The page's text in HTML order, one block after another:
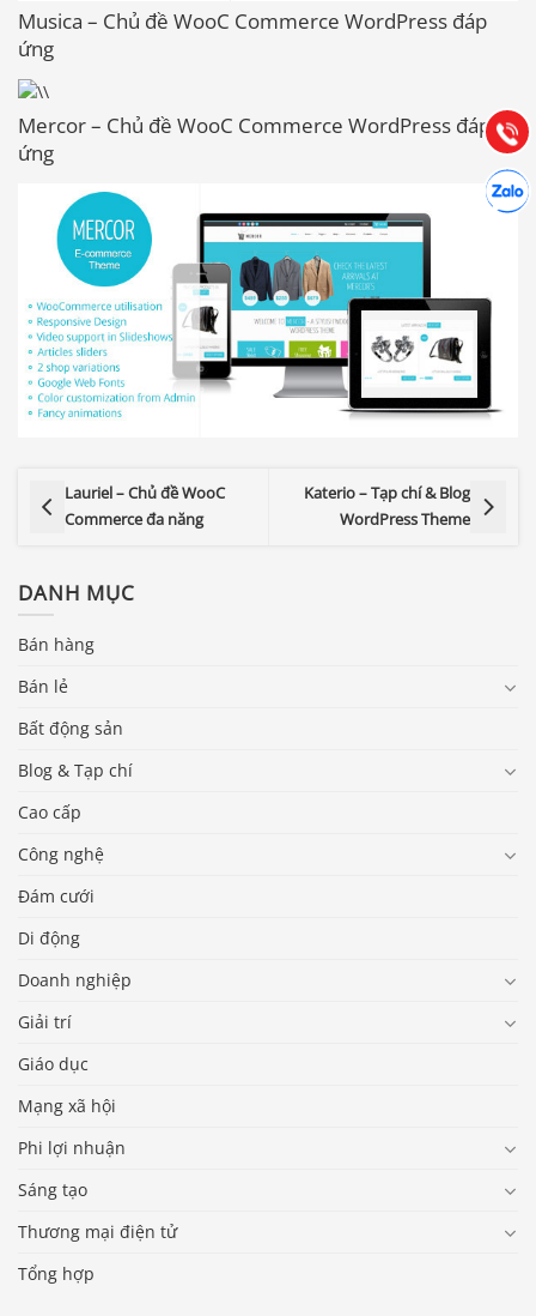
Musica – Chủ đề WooC Commerce WordPress đáp
ứng
Mercor – Chủ đề WooC Commerce WordPress đáp
ứng
Lauriel – Chủ đề WooC
Commerce đa năng
Katerio – Tạp chí & Blog
WordPress Theme
DANH MỤC
Bán hàng
Bán lẻ
Bất động sản
Blog & Tạp chí
Cao cấp
Công nghệ
Đám cưới
Di động
Doanh nghiệp
Giải trí
Giáo dục
Mạng xã hội
Phi lợi nhuận
Sáng tạo
Thương mại điện tử
Tổng hợp
Gọi
0903.976.769
(028) 22.166.144
Chát
Tư vấn